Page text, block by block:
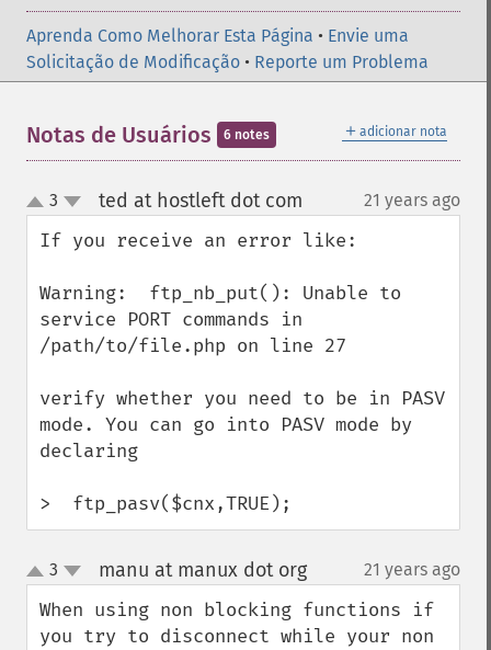
Aprenda Como Melhorar Esta Página • Envie uma
Solicitação de Modificação • Reporte um Problema
＋ adicionar nota
Notas de Usuários 6 notes
up
down
3 ted at hostleft dot com 21 years ago
If you receive an error like:
Warning:  ftp_nb_put(): Unable to
service PORT commands in
/path/to/file.php on line 27
verify whether you need to be in PASV
mode. You can go into PASV mode by
declaring
>  ftp_pasv($cnx,TRUE);
up
down
3 manu at manux dot org¶ 21 years ago
When using non blocking functions if
you try to disconnect while your non